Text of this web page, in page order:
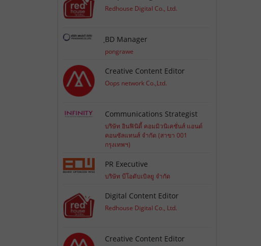
Redhouse Digital Co., Ltd.
ฺBD Manager
pongrawe
Creative Content Editor
Oops network Co.,Ltd.
Communications Strategist
บริษัท อินฟินิตี้ คอมมิวนิเคชั่นส์ แอนด์
คอนซัลแทนส์ จำกัด (สาขา 001
กรุงเทพฯ)
PR Executive
บริษัท บีโอดับเบิลยู จำกัด
Digital Content Editor
Redhouse Digital Co., Ltd.
Creative Content Editor